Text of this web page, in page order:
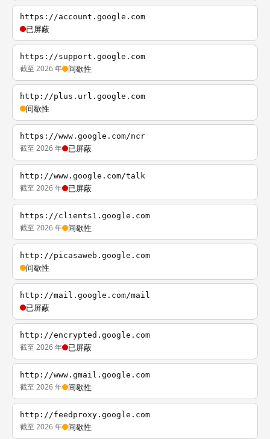
https://account.google.com
已屏蔽
https://support.google.com
截至 2026 年 间歇性
http://plus.url.google.com
间歇性
https://www.google.com/ncr
截至 2026 年 已屏蔽
http://www.google.com/talk
截至 2026 年 已屏蔽
https://clients1.google.com
截至 2026 年 间歇性
http://picasaweb.google.com
间歇性
http://mail.google.com/mail
已屏蔽
http://encrypted.google.com
截至 2026 年 已屏蔽
http://www.gmail.google.com
截至 2026 年 间歇性
http://feedproxy.google.com
截至 2026 年 间歇性